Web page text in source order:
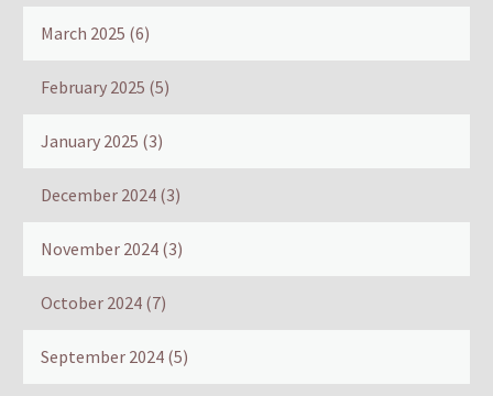
March 2025 (6)
February 2025 (5)
January 2025 (3)
December 2024 (3)
November 2024 (3)
October 2024 (7)
September 2024 (5)